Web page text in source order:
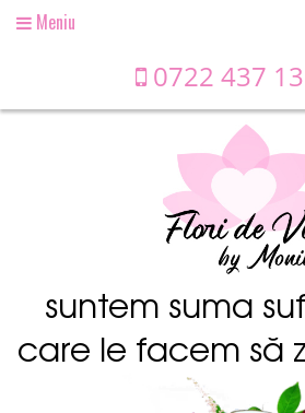
suntem suma
care le facem să
OpenMeniu
0722 437